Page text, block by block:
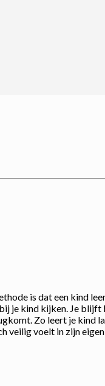
is dat een kind
je kind kijken. Je
Zo leert je kind
veilig voelt in zijn